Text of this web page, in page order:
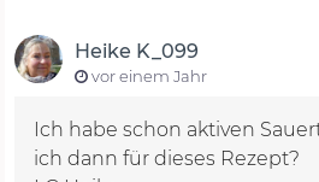
Heike K_099
vor einem Jahr
Ich habe schon aktiven
ich dann für dieses Rezept?